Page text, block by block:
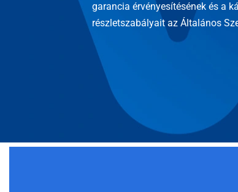
garancia érvényesítésének és a
részletszabályait az Általános